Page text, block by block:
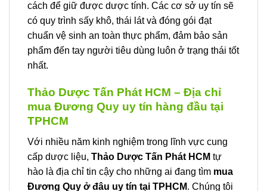
cách để giữ được dược tính. Các cơ sở uy tín sẽ
có quy trình sấy khô, thái lát và đóng gói đạt
chuẩn vệ sinh an toàn thực phẩm, đảm bảo sản
phẩm đến tay người tiêu dùng luôn ở trạng thái tốt
nhất.
Thảo Dược Tấn Phát HCM – Địa chỉ
mua Đương Quy uy tín hàng đầu tại
TPHCM
Với nhiều năm kinh nghiệm trong lĩnh vực cung
cấp dược liệu, Thảo Dược Tấn Phát HCM tự
hào là địa chỉ tin cậy cho những ai đang tìm mua
Đương Quy ở đâu uy tín tại TPHCM. Chúng tôi